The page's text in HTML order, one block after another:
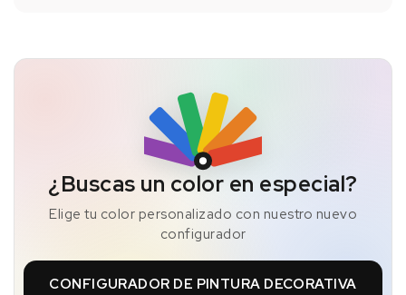
¿Buscas un color en especial?
Elige tu color personalizado con nuestro nuevo
configurador
CONFIGURADOR DE PINTURA DECORATIVA